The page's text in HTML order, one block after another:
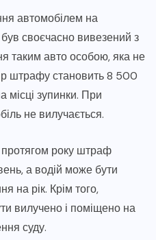
автомобілем на
своєчасно вивезений з
таким авто особою, яка не
штрафу становить 8 500
місці зупинки. При
не вилучається.
року штраф
а водій може бути
на рік. Крім того,
вилучено і поміщено на
суду.